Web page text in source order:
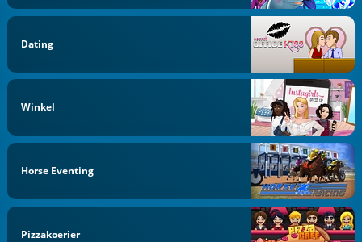
Dating
Winkel
Horse Eventing
Pizzakoerier